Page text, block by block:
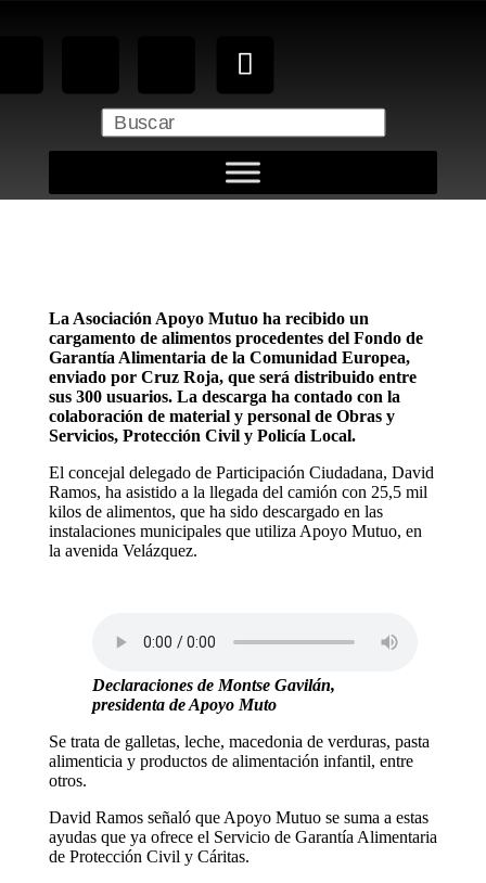
La Asociación Apoyo Mutuo ha recibido un
cargamento de alimentos procedentes del Fondo de
Garantía Alimentaria de la Comunidad Europea,
enviado por Cruz Roja, que será distribuido entre
sus 300 usuarios. La descarga ha contado con la
colaboración de material y personal de Obras y
Servicios, Protección Civil y Policía Local.
El concejal delegado de Participación Ciudadana, David
Ramos, ha asistido a la llegada del camión con 25,5 mil
kilos de alimentos, que ha sido descargado en las
instalaciones municipales que utiliza Apoyo Mutuo, en
la avenida Velázquez.
Declaraciones de Montse Gavilán,
presidenta de Apoyo Muto
Se trata de galletas, leche, macedonia de verduras, pasta
alimenticia y productos de alimentación infantil, entre
otros.
David Ramos señaló que Apoyo Mutuo se suma a estas
ayudas que ya ofrece el Servicio de Garantía Alimentaria
de Protección Civil y Cáritas.